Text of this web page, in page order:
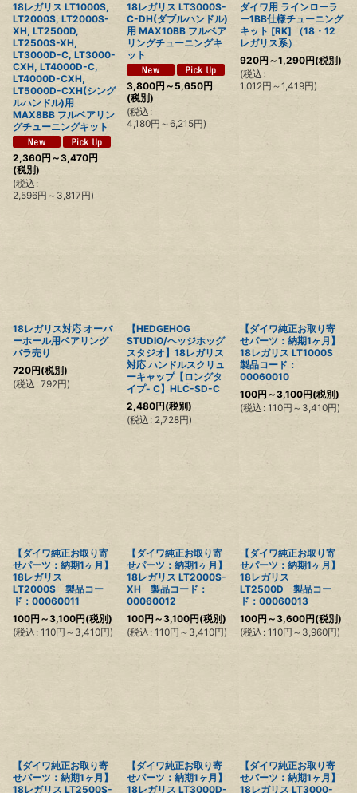
18レガリス LT1000S,
LT2000S, LT2000S-
XH, LT2500D,
LT2500S-XH,
LT3000D-C, LT3000-
CXH, LT4000D-C,
LT4000D-CXH,
LT5000D-CXH(シング
ルハンドル)用
MAX8BB フルベアリン
グチューニングキット
2,360円 ～3,470円
(税別)
(税込 :
2,596円 ～3,817円)
18レガリス LT3000S-
C-DH(ダブルハンドル)
用 MAX10BB フルベア
リングチューニングキ
ット
3,800円 ～5,650円
(税別)
(税込 :
4,180円 ～6,215円)
ダイワ用 ラインローラ
ー1BB仕様チューニング
キット [RK] （18・12
レガリス系）
920円 ～1,290円(税別)
(税込 :
1,012円 ～1,419円)
18レガリス対応 オーバ
ーホール用ベアリング
バラ売り
720円(税別)
(税込 : 792円)
【HEDGEHOG
STUDIO/ヘッジホッグ
スタジオ】18レガリス
対応 ハンドルスクリュ
ーキャップ【ロングタ
イプ- C】HLC-SD-C
2,480円(税別)
(税込 : 2,728円)
【ダイワ純正お取り寄
せパーツ：納期1ヶ月】
18レガリス LT1000S
製品コード：
00060010
100円 ～3,100円(税別)
(税込 : 110円 ～3,410円)
【ダイワ純正お取り寄
せパーツ：納期1ヶ月】
18レガリス
LT2000S 製品コー
ド：00060011
100円 ～3,100円(税別)
(税込 : 110円 ～3,410円)
【ダイワ純正お取り寄
せパーツ：納期1ヶ月】
18レガリス LT2000S-
XH 製品コード：
00060012
100円 ～3,100円(税別)
(税込 : 110円 ～3,410円)
【ダイワ純正お取り寄
せパーツ：納期1ヶ月】
18レガリス
LT2500D 製品コー
ド：00060013
100円 ～3,600円(税別)
(税込 : 110円 ～3,960円)
【ダイワ純正お取り寄
せパーツ：納期1ヶ月】
18レガリス LT2500S-
【ダイワ純正お取り寄
せパーツ：納期1ヶ月】
18レガリス LT3000D-
【ダイワ純正お取り寄
せパーツ：納期1ヶ月】
18レガリス LT3000-